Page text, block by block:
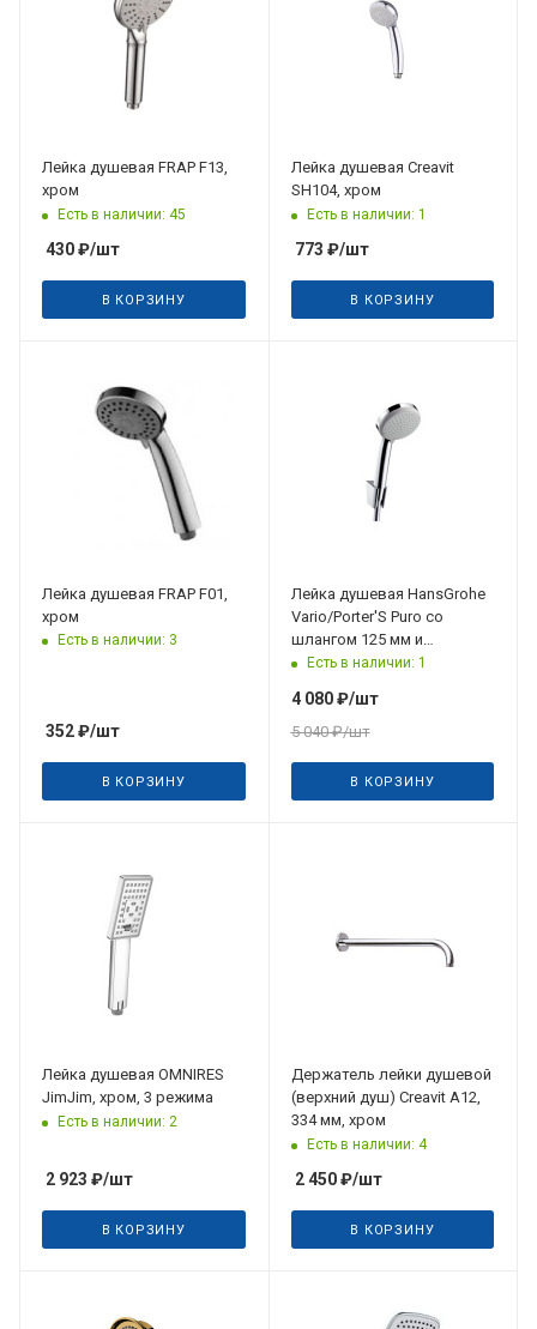
Лейка душевая FRAP F13,
хром
Есть в наличии: 45
430₽/шт
В КОРЗИНУ
Лейка душевая Creavit
SH104, хром
Есть в наличии: 1
773 ₽/шт
В КОРЗИНУ
Лейка душевая FRAP F01,
хром
Есть в наличии: 3
352₽/шт
В КОРЗИНУ
Лейка душевая HansGrohe
Vario/Porter'S Puro со
шлангом 125 мм и
держателем, хром
Есть в наличии: 1
4 080₽/шт
5 040₽/шт
В КОРЗИНУ
Лейка душевая OMNIRES
JimJim, хром, 3 режима
Есть в наличии: 2
2 923 ₽/шт
В КОРЗИНУ
Держатель лейки душевой
(верхний душ) Creavit A12,
334 мм, хром
Есть в наличии: 4
2 450₽/шт
В КОРЗИНУ